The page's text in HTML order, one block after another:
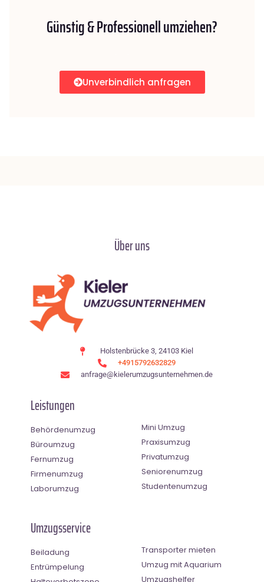
Günstig & Professionell umziehen?
Unverbindlich anfragen
Über uns
Holstenbrücke 3, 24103 Kiel
+4915792632829
anfrage@kielerumzugsunternehmen.de
Leistungen
Behördenumzug
Büroumzug
Fernumzug
Firmenumzug
Laborumzug
Mini Umzug
Praxisumzug
Privatumzug
Seniorenumzug
Studentenumzug
Umzugsservice
Beiladung
Entrümpelung
Transporter mieten
Umzug mit Aquarium
Umzugshelfer